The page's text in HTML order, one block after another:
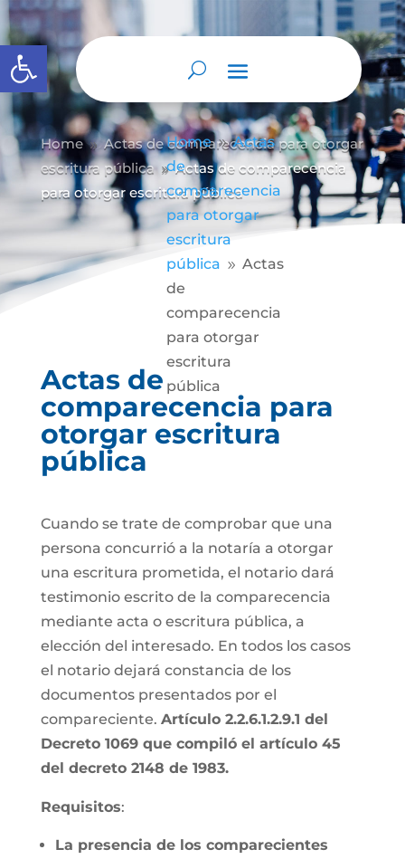
Abrir barra de herramientas
Home 9 Actas
de
comparecencia
para otorgar
escritura
pública 9 Actas
de
comparecencia
para otorgar
escritura
pública
Home 9 Actas de comparecencia para otorgar
escritura pública
9 Actas de comparecencia
para otorgar escritura pública
Actas de
comparecencia para
otorgar escritura
pública
Cuando se trate de comprobar que una
persona concurrió a la notaría a otorgar
una escritura prometida, el notario dará
testimonio escrito de la comparecencia
mediante acta o escritura pública, a
elección del interesado. En todos los casos
el notario dejará constancia de los
documentos presentados por el
compareciente. Artículo 2.2.6.1.2.9.1 del
Decreto 1069 que compiló el artículo 45
del decreto 2148 de 1983.
Requisitos:
La presencia de los comparecientes